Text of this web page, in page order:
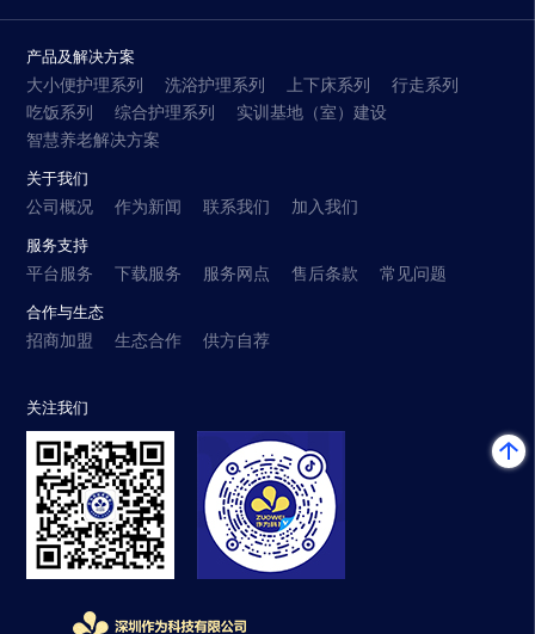
产品及解决方案
大小便护理系列
洗浴护理系列 上下床系列
行走系列
吃饭系列
综合护理系列
实训基地（室）建设
智慧养老解决方案
关于我们
公司概况
作为新闻 联系我们 加入我们
服务支持
平台服务
下载服务 服务网点 售后条款 常见问题
合作与生态
招商加盟
生态合作 供方自荐
关注我们